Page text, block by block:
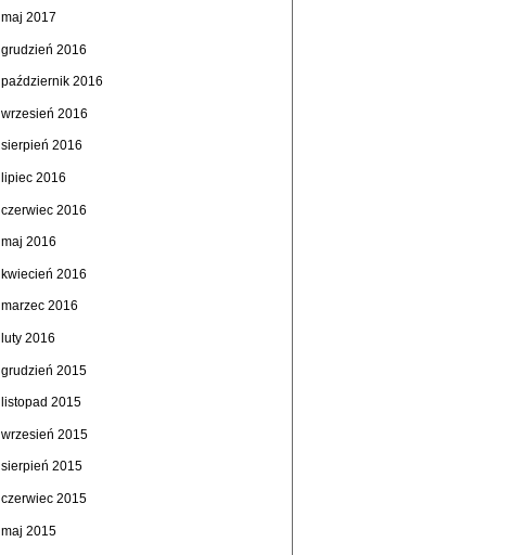
maj 2017
grudzień 2016
październik 2016
wrzesień 2016
sierpień 2016
lipiec 2016
czerwiec 2016
maj 2016
kwiecień 2016
marzec 2016
luty 2016
grudzień 2015
listopad 2015
wrzesień 2015
sierpień 2015
czerwiec 2015
maj 2015